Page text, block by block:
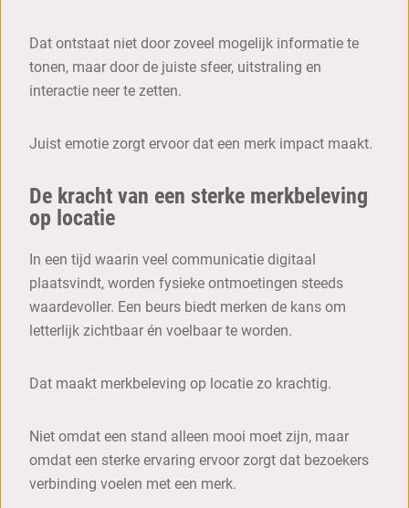
Dat ontstaat niet door zoveel mogelijk informatie te
tonen, maar door de juiste sfeer, uitstraling en
interactie neer te zetten.
Juist emotie zorgt ervoor dat een merk impact maakt.
De kracht van een sterke merkbeleving
op locatie
In een tijd waarin veel communicatie digitaal
plaatsvindt, worden fysieke ontmoetingen steeds
waardevoller. Een beurs biedt merken de kans om
letterlijk zichtbaar én voelbaar te worden.
Dat maakt merkbeleving op locatie zo krachtig.
Niet omdat een stand alleen mooi moet zijn, maar
omdat een sterke ervaring ervoor zorgt dat bezoekers
verbinding voelen met een merk.